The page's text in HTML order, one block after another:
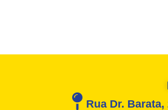
Rua Dr.